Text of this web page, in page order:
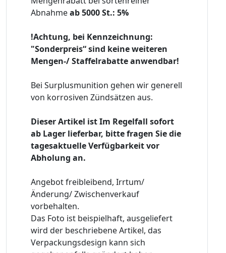
Abnahmeab 5000 St.: 5%
!Achtung, bei Kennzeichnung:
"Sonderpreis“ sind keine weiteren
Mengen-/ Staffelrabatte anwendbar!
Bei Surplusmunition gehen wir generell
von korrosiven Zündsätzen aus.
Dieser Artikel ist Im Regelfall sofort
ab Lager lieferbar, bitte fragen Sie die
tagesaktuelle Verfügbarkeit vor
Abholung an.
Angebot freibleibend, Irrtum/
Änderung/ Zwischenverkauf
vorbehalten.
Das Foto ist beispielhaft, ausgeliefert
wird der beschriebene Artikel, das
Verpackungsdesign kann sich